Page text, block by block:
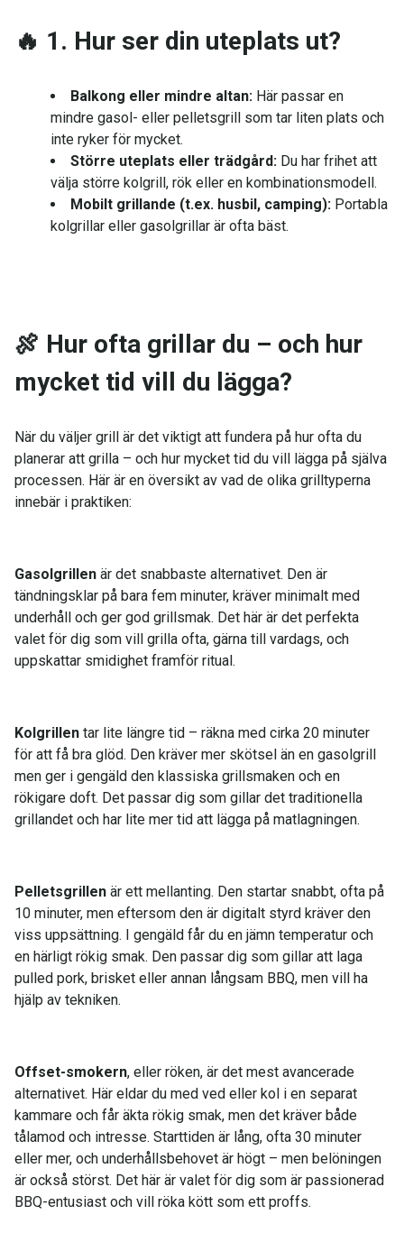
🔥 1. Hur ser din uteplats ut?
Balkong eller mindre altan: Här passar en
mindre gasol- eller pelletsgrill som tar liten plats och
inte ryker för mycket.
Större uteplats eller trädgård: Du har frihet att
välja större kolgrill, rök eller en kombinationsmodell.
Mobilt grillande (t.ex. husbil, camping): Portabla
kolgrillar eller gasolgrillar är ofta bäst.
🍖 Hur ofta grillar du – och hur
mycket tid vill du lägga?
När du väljer grill är det viktigt att fundera på hur ofta du
planerar att grilla – och hur mycket tid du vill lägga på själva
processen. Här är en översikt av vad de olika grilltyperna
innebär i praktiken:
Gasolgrillen är det snabbaste alternativet. Den är
tändningsklar på bara fem minuter, kräver minimalt med
underhåll och ger god grillsmak. Det här är det perfekta
valet för dig som vill grilla ofta, gärna till vardags, och
uppskattar smidighet framför ritual.
Kolgrillen tar lite längre tid – räkna med cirka 20 minuter
för att få bra glöd. Den kräver mer skötsel än en gasolgrill
men ger i gengäld den klassiska grillsmaken och en
rökigare doft. Det passar dig som gillar det traditionella
grillandet och har lite mer tid att lägga på matlagningen.
Pelletsgrillen är ett mellanting. Den startar snabbt, ofta på
10 minuter, men eftersom den är digitalt styrd kräver den
viss uppsättning. I gengäld får du en jämn temperatur och
en härligt rökig smak. Den passar dig som gillar att laga
pulled pork, brisket eller annan långsam BBQ, men vill ha
hjälp av tekniken.
Offset-smokern, eller röken, är det mest avancerade
alternativet. Här eldar du med ved eller kol i en separat
kammare och får äkta rökig smak, men det kräver både
tålamod och intresse. Starttiden är lång, ofta 30 minuter
eller mer, och underhållsbehovet är högt – men belöningen
är också störst. Det här är valet för dig som är passionerad
BBQ-entusiast och vill röka kött som ett proffs.